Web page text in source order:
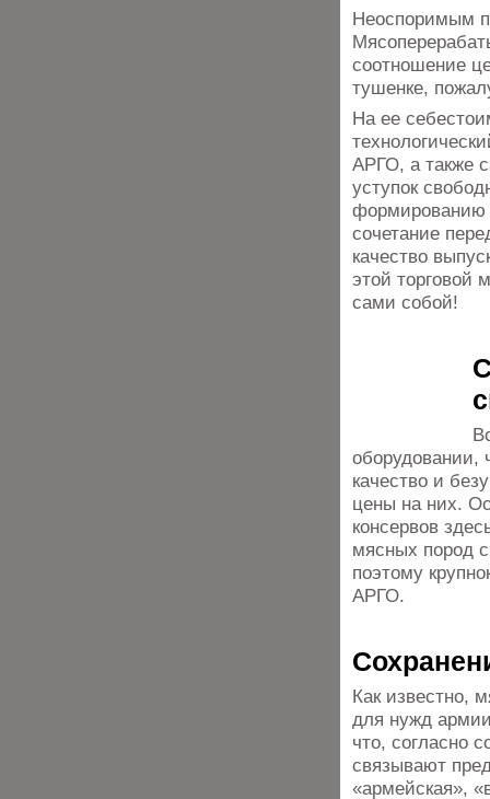
Неоспоримым
соотношение
тушенке,
На ее
АРГО, а также
уступок
формированию
сочетание
качество
этой торговой
сами собой!
оборудовании,
качество и
цены на них.
консервов
мясных пород
поэтому
АРГО.
Как известно,
для нужд
что, согласно
связывают
«армейская»,